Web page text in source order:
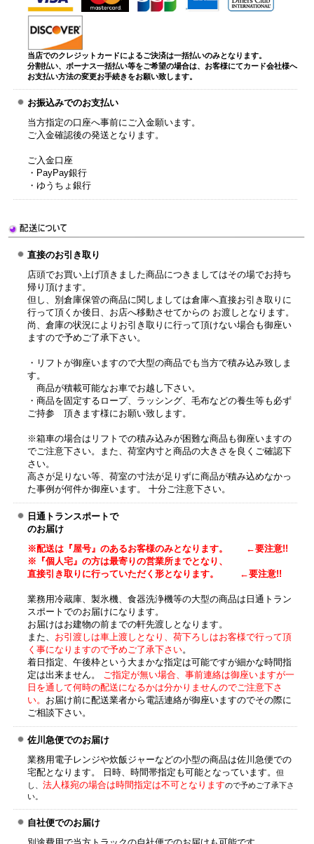
当店でのクレジットカードによるご決済は一括払いのみとなります。
分割払い、ボーナス一括払い等をご希望の場合は、お客様にてカード会社様へ
お支払い方法の変更お手続きをお願い致します。
お振込みでのお支払い
当方指定の口座へ事前にご入金願います。
ご入金確認後の発送となります。
ご入金口座
・PayPay銀行
・ゆうちょ銀行
直接のお引き取り
店頭でお買い上げ頂きました商品につきましてはその場でお持ち
帰り頂けます。
但し、別倉庫保管の商品に関しましては倉庫へ直接お引き取りに
行って頂くか後日、お店へ移動させてからの お渡しとなります。
尚、倉庫の状況によりお引き取りに行って頂けない場合も御座い
ますので予めご了承下さい。
・リフトが御座いますので大型の商品でも当方で積み込み致しま
す。
商品が積載可能なお車でお越し下さい。
・商品を固定するロープ、ラッシング、毛布などの養生等も必ず
ご持参 頂きます様にお願い致します。
※箱車の場合はリフトでの積み込みが困難な商品も御座いますの
でご注意下さい。また、荷室内寸と商品の大きさを良くご確認下
さい。
高さが足りない等、荷室の寸法が足りずに商品が積み込めなかっ
た事例が何件か御座います。 十分ご注意下さい。
日通トランスポートで
のお届け
※配送は『屋号』のあるお客様のみとなります。 ←要注意!!
※『個人宅』の方は最寄りの営業所までとなり、
直接引き取りに行っていただく形となります。 ←要注意!!
業務用冷蔵庫、製氷機、食器洗浄機等の大型の商品は日通トラン
スポートでのお届けになります。
お届けはお建物の前までの軒先渡しとなります。
また、 お引渡しは車上渡しとなり、荷下ろしはお客様で行って頂
く事になりますので予めご了承下さい。
着日指定、午後枠という大まかな指定は可能ですが細かな時間指
定は出来ません。
ご指定が無い場合、事前連絡は御座いますが一
日を通して何時の配送になるかは分かりませんのでご注意下さ
い。 お届け前に配送業者から電話連絡が御座いますのでその際に
ご相談下さい。
佐川急便でのお届け
業務用電子レンジや炊飯ジャーなどの小型の商品は佐川急便での
宅配となります。 日時、時間帯指定も可能となっています。
但
し、 法人様宛の場合は時間指定は不可となりますので予めご了承下さ
い。
自社便でのお届け